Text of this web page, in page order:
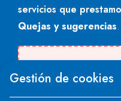
servicios que
Quejas y sugerencias.
"text".
Gestión de cookies